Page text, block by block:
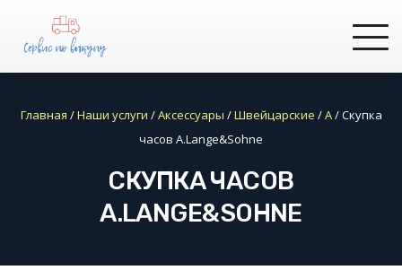
Главная /Наши услуги /Аксессуары /Швейцарские /A/Скупка
часов A.Lange&Sohne
СКУПКА ЧАСОВ
A.LANGE&SOHNE